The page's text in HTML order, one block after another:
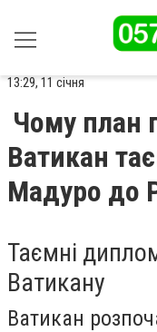
13:29, 11 січня
Чому план
Ватикан
Мадуро до
Таємні
Ватикану
Ватикан